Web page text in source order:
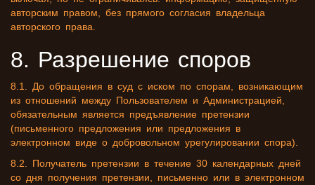
авторским правом, без прямого согласия владельца
авторского права.
8. Разрешение споров
8.1. До обращения в суд с иском по спорам, возникающим
из отношений между Пользователем и Администрацией,
обязательным является предъявление претензии
(письменного предложения или предложения в
электронном виде о добровольном урегулировании спора).
8.2. Получатель претензии в течение 30 календарных дней
со дня получения претензии, письменно или в электронном